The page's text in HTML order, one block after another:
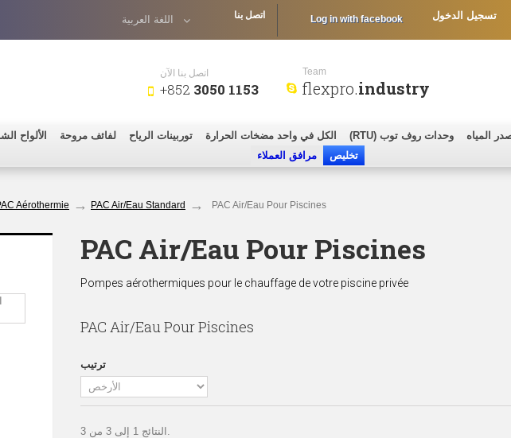
تسجيل الدخول اللغة العربية Log in with facebook اتصل بنا
اتصل بنا الآن
+852 3050 1153
Team
flexpro.industry
المياه وحدات روف توب (RTU) الكل في واحد مضخات الحرارة توربينات الرياح لفائف مروحة الألواح
تخليص
مرافق العملاء
Aérothermie PAC Air/Eau Standard PAC Air/Eau Pour Piscines
الأرضية)
PAC Air/Eau Pour Piscines
Pompes aérothermiques pour le chauffage de votre piscine privée
PAC Air/Eau Pour Piscines
ترتيب
النتائج 1 إلى 3 من 3.